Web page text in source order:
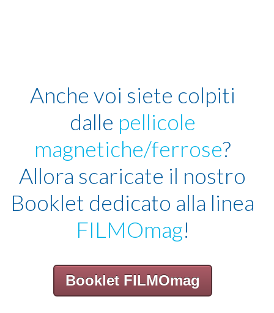
Anche voi siete colpiti
dalle pellicole
magnetiche/ferrose?
Allora scaricate il nostro
Booklet dedicato alla linea
FILMOmag!
Booklet FILMOmag